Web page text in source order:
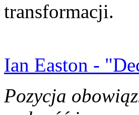
transformacji.
Ian Easton -
Pozycja